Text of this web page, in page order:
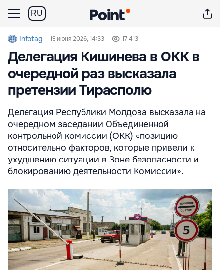
RU
Infotag 19 июня 2026, 14:33 17 413
Делегация Кишинева в ОКК в
очередной раз высказала
претензии Тирасполю
Делегация Республики Молдова высказала на
очередном заседании Объединенной
контрольной комиссии (ОКК) «позицию
относительно факторов, которые привели к
ухудшению ситуации в Зоне безопасности и
блокированию деятельности Комиссии».